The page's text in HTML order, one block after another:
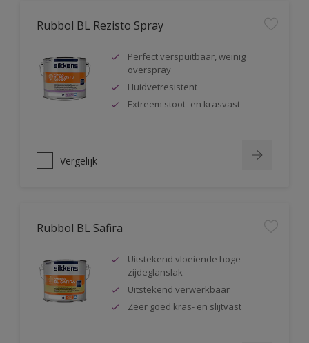
Rubbol BL Rezisto Spray
Perfect verspuitbaar, weinig
overspray
Huidvetresistent
Extreem stoot- en krasvast
Vergelijk
Rubbol BL Safira
Uitstekend vloeiende hoge
zijdeglanslak
Uitstekend verwerkbaar
Zeer goed kras- en slijtvast